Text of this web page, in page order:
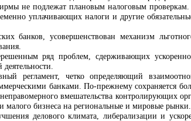
не подлежат плановым налоговым
уплачивающих налоги и другие
банков, усовершенствован механизм
ряд проблем, сдерживающих
регламент, четко определяющий
банками. По-прежнему сохраняется
вмешательства контролирующих
бизнеса на региональные и мировые рынки.
делового климата, либерализации и